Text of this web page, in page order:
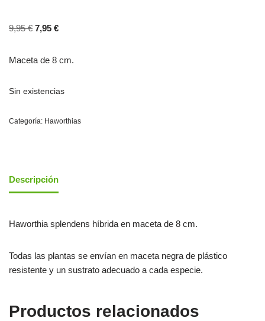
9,95€ 7,95 €
Maceta de 8 cm.
Sin existencias
Categoría: Haworthias
Descripción
Haworthia splendens híbrida en maceta de 8 cm.
Todas las plantas se envían en maceta negra de plástico
resistente y un sustrato adecuado a cada especie.
Productos relacionados